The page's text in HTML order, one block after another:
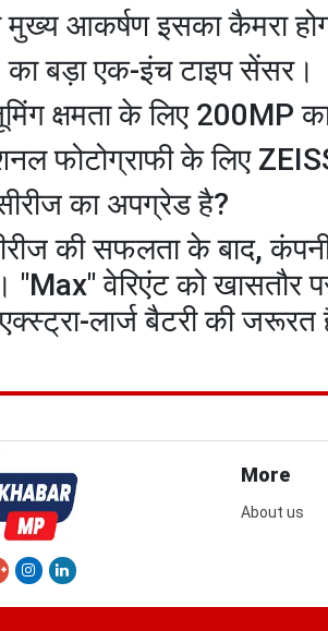
आकर्षण इसका कैमरा
बड़ा एक-इंच टाइप सेंसर।
क्षमता के लिए 200MP
फोटोग्राफी के लिए
का अपग्रेड है?
की सफलता के बाद,
वेरिएंट को खासतौर
लार्ज बैटरी की जरूरत
More
About us